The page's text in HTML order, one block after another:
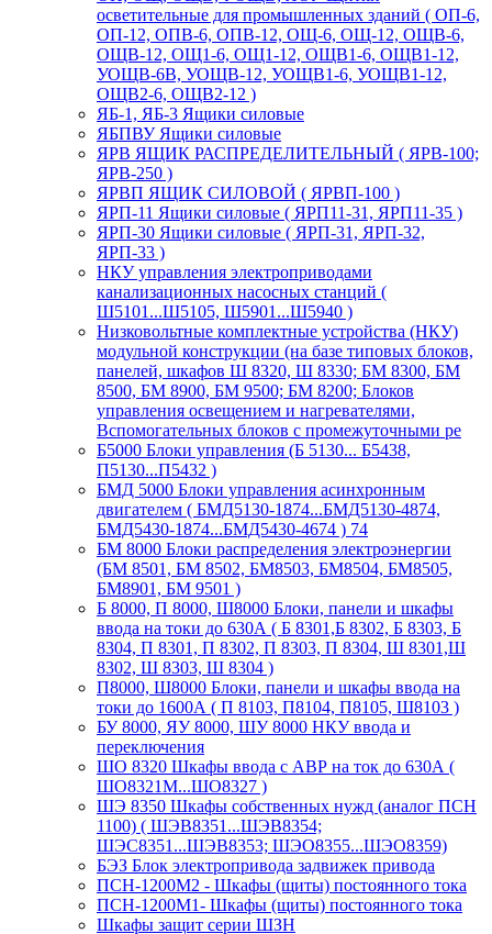
осветительные для промышленных зданий ( ОП-6,
ОП-12, ОПВ-6, ОПВ-12, ОЩ-6, ОЩ-12, ОЩВ-6,
ОЩВ-12, ОЩ1-6, ОЩ1-12, ОЩВ1-6, ОЩВ1-12,
УОЩВ-6В, УОЩВ-12, УОЩВ1-6, УОЩВ1-12,
ОЩВ2-6, ОЩВ2-12 )
ЯБ-1, ЯБ-3 Ящики силовые
ЯБПВУ Ящики силовые
ЯРВ ЯЩИК РАСПРЕДЕЛИТЕЛЬНЫЙ ( ЯРВ-100;
ЯРВ-250 )
ЯРВП ЯЩИК СИЛОВОЙ ( ЯРВП-100 )
ЯРП-11 Ящики силовые ( ЯРП11-31, ЯРП11-35 )
ЯРП-30 Ящики силовые ( ЯРП-31, ЯРП-32,
ЯРП-33 )
НКУ управления электроприводами
канализационных насосных станций (
Ш5101...Ш5105, Ш5901...Ш5940 )
Низковольтные комплектные устройства (НКУ)
модульной конструкции (на базе типовых блоков,
панелей, шкафов Ш 8320, Ш 8330; БМ 8300, БМ
8500, БМ 8900, БМ 9500; БМ 8200; Блоков
управления освещением и нагревателями,
Вспомогательных блоков с промежуточными ре
Б5000 Блоки управления (Б 5130... Б5438,
П5130...П5432 )
БМД 5000 Блоки управления асинхронным
двигателем ( БМД5130-1874...БМД5130-4874,
БМД5430-1874...БМД5430-4674 ) 74
БМ 8000 Блоки распределения электроэнергии
(БМ 8501, БМ 8502, БМ8503, БМ8504, БМ8505,
БМ8901, БМ 9501 )
Б 8000, П 8000, Ш8000 Блоки, панели и шкафы
ввода на токи до 630А ( Б 8301,Б 8302, Б 8303, Б
8304, П 8301, П 8302, П 8303, П 8304, Ш 8301,Ш
8302, Ш 8303, Ш 8304 )
П8000, Ш8000 Блоки, панели и шкафы ввода на
токи до 1600А ( П 8103, П8104, П8105, Ш8103 )
БУ 8000, ЯУ 8000, ШУ 8000 НКУ ввода и
переключения
ШО 8320 Шкафы ввода с АВР на ток до 630А (
ШО8321М...ШО8327 )
ШЭ 8350 Шкафы собственных нужд (аналог ПСН
1100) ( ШЭВ8351...ШЭВ8354;
ШЭС8351...ШЭВ8353; ШЭО8355...ШЭО8359)
БЭЗ Блок электропривода задвижек привода
ПСН-1200М2 - Шкафы (щиты) постоянного тока
ПСН-1200М1- Шкафы (щиты) постоянного тока
Шкафы защит серии ШЗН